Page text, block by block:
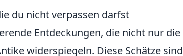
du nicht verpassen darfst
Entdeckungen, die nicht nur die
widerspiegeln. Diese Schätze sind